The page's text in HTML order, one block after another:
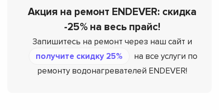
Акция на ремонт ENDEVER: скидка
-25% на весь прайс!
Запишитесь на ремонт через наш сайт и
получите скидку 25%
на все услуги по
ремонту водонагревателей ENDEVER!